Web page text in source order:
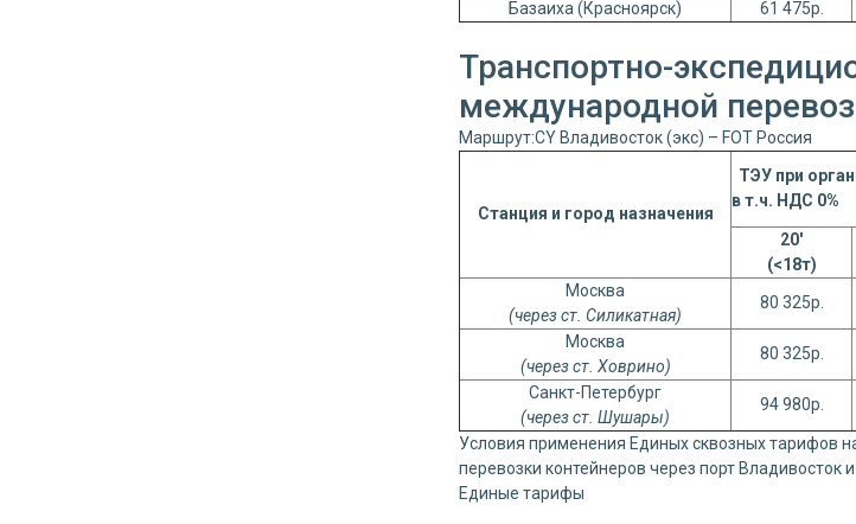
Базаиха (Красноярск)
61 475р.
Транспортно-
международной
Маршрут:CY Владивосток (экс) – FOT Россия
Станция и город назначения
ТЭУ при
в т.ч. НДС 0%
20'
(<18т)
Москва
(через ст. Силикатная)
80 325р.
Москва
(через ст. Ховрино)
80 325р.
Санкт-Петербург
(через ст. Шушары)
94 980р.
Условия применения Единых сквозных тарифов
перевозки контейнеров через порт
Единые тарифы